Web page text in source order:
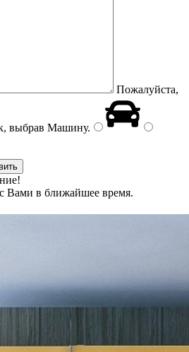
Пожалуйста,
выбрав Машину.
Вами в ближайшее время.